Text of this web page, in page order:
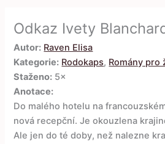
Odkaz Ivety
Autor: Raven Elisa
Kategorie: Rodokaps, Romány pro
Staženo: 5×
Anotace:
Do malého hotelu na
nová recepční. Je okouzlena
Ale jen do té doby, než nalezne